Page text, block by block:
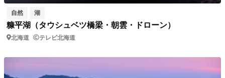
自然 湖
糠平湖（タウシュベツ橋梁・朝雲・ドローン）
北海道 テレビ北海道